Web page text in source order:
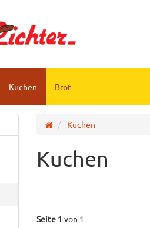
Kuchen Brot
Kuchen
Kuchen
Seite 1 von 1